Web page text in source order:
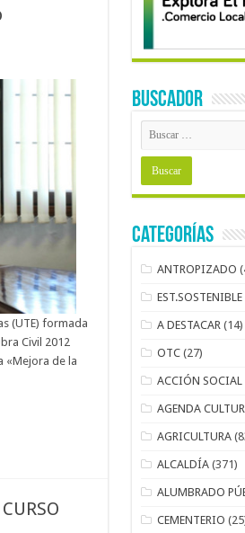
(UTE) formada
Civil 2012
«Mejora de la
BUSCADOR
Categorías
ANTROPIZADO
EST.SOSTENIBLE
A DESTACAR (14)
OTC (27)
ACCIÓN SOCIAL
AGENDA
AGRICULTURA
ALCALDÍA (371)
ALUMBRADO
CEMENTERIO